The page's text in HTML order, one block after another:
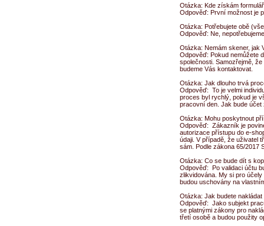
Otázka: Kde získám
Odpověď: První možnost je
Otázka: Potřebujete obě
Odpověď: Ne,
Otázka: Nemám skener, jak
Odpověď: Pokud nemůžete
společnosti. Samozřejmě,
budeme Vás kontaktovat.
Otázka: Jak dlouho trvá
Odpověď: To je velmi
proces byl rychlý, pokud je
pracovní den. Jak bude účet
Otázka: Mohu poskytnout
Odpověď: Zákazník je
autorizace přístupu do e-
údaji. V případě, že uživatel
sám. Podle zákona 65/2017
Otázka: Co se bude dít s
Odpověď: Po validaci účtu
zlikvidována. My si pro
budou uschovány na
Otázka: Jak budete
Odpověď: Jako subjekt
se platnými zákony pro
třetí osobě a budou použity